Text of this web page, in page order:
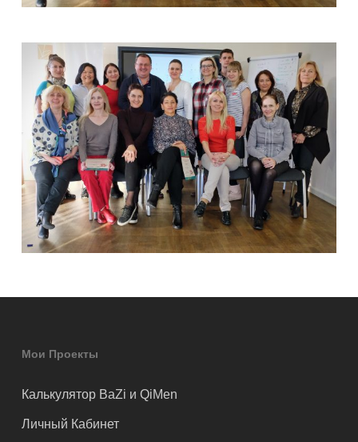
Мои Проекты
Калькулятор BaZi и QiMen
Личный Кабинет